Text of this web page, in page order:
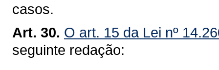
casos.
Art. 30. O art. 15 da Lei nº
seguinte redação: